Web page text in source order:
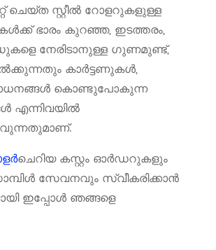
ചെയ്ത സ്റ്റീൽ റോളറുകളുള്ള
ഭാരം കുറഞ്ഞ, ഇടത്തരം,
നേരിടാനുള്ള ഗുണമുണ്ട്,
കാർട്ടണുകൾ,
കൊണ്ടുപോകുന്ന
എന്നിവയിൽ
ചെറിയ കസ്റ്റം ഓർഡറുകളും
സേവനവും സ്വീകരിക്കാൻ
ഇപ്പോൾ ഞങ്ങളെ